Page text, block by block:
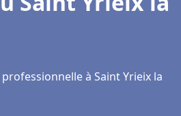
à Saint Yrieix la